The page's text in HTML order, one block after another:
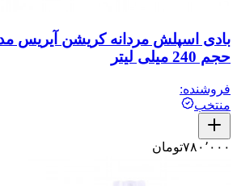
حجم 240 میلی لیتر
فروشنده:
منتخب
۷۸۰٬۰۰۰تومان